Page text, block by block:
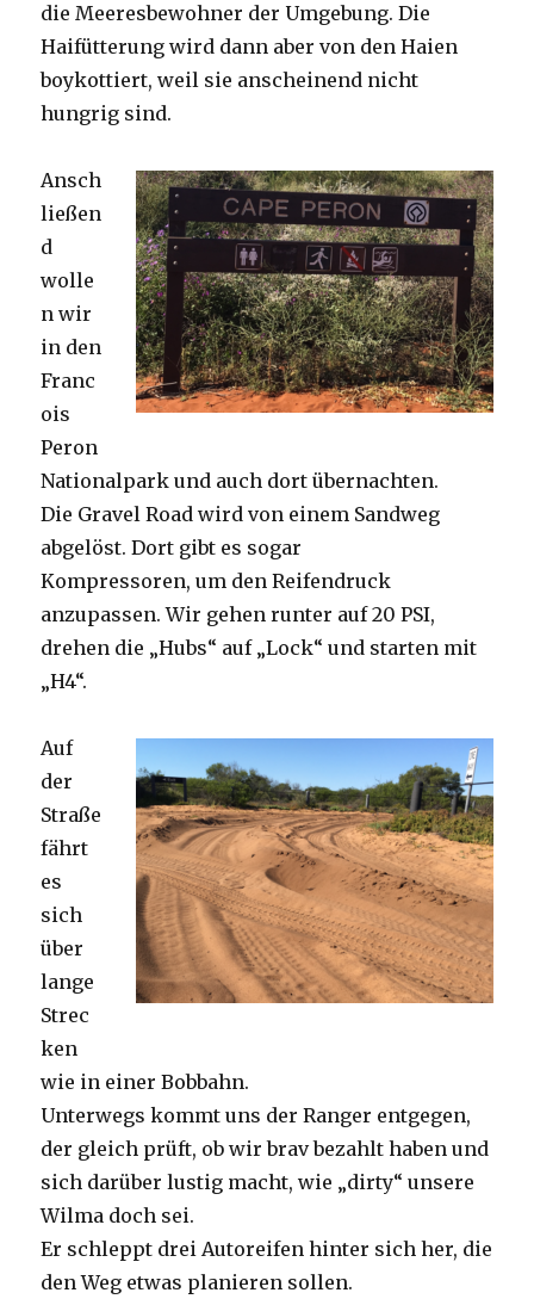
die Meeresbewohner der Umgebung. Die
Haifütterung wird dann aber von den Haien
boykottiert, weil sie anscheinend nicht
hungrig sind.
Ansch
ließen
d
wolle
n wir
in den
Franc
ois
Peron
Nationalpark und auch dort übernachten.
Die Gravel Road wird von einem Sandweg
abgelöst. Dort gibt es sogar
Kompressoren, um den Reifendruck
anzupassen. Wir gehen runter auf 20 PSI,
drehen die „Hubs“ auf „Lock“ und starten mit
„H4“.
Auf
der
Straße
fährt
es
sich
über
lange
Strec
ken
wie in einer Bobbahn.
Unterwegs kommt uns der Ranger entgegen,
der gleich prüft, ob wir brav bezahlt haben und
sich darüber lustig macht, wie „dirty“ unsere
Wilma doch sei.
Er schleppt drei Autoreifen hinter sich her, die
den Weg etwas planieren sollen.